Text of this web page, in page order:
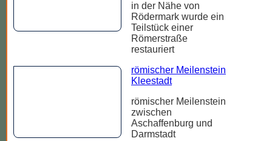
in der Nähe von
Rödermark wurde ein
Teilstück einer
Römerstraße
restauriert
römischer Meilenstein
Kleestadt
römischer Meilenstein
zwischen
Aschaffenburg und
Darmstadt